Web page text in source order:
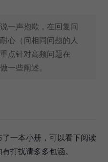
一声抱歉，在回复问
心（问相同问题的人
点针对高频问题在
一些阐述。
一本小册，可以看下阅读
打扰请多多包涵。